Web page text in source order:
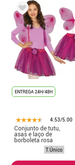
ENTREGA 24H/48H
4.53/5.00
Conjunto de tutu,
asas e laço de
borboleta rosa
para meninasT.Único